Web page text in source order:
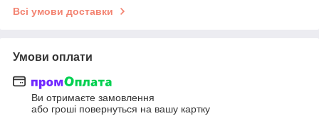
Всі умови доставки
Умови оплати
Ви отримаєте замовлення
або гроші повернуться на вашу картку